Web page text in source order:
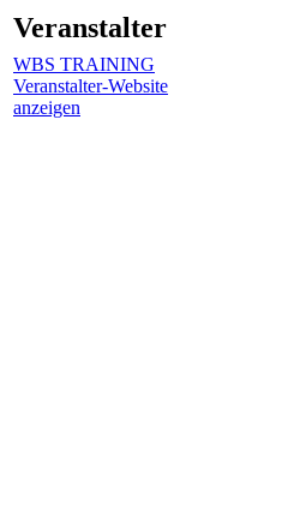
Veranstalter
WBS TRAINING
Veranstalter-Website
anzeigen